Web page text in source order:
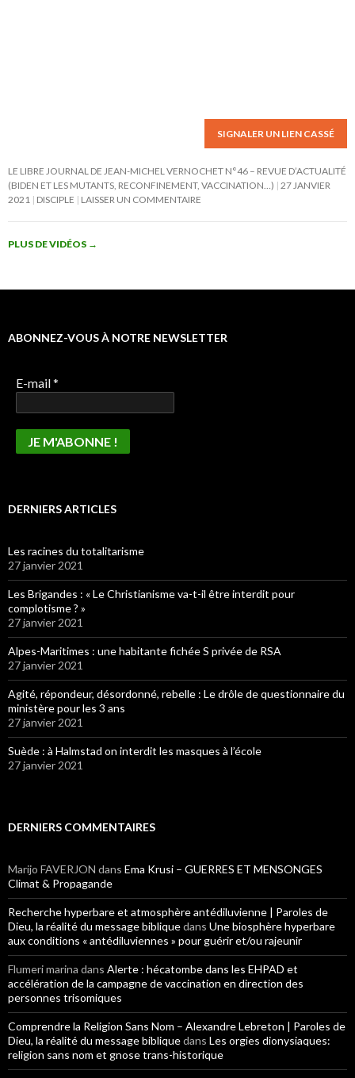
SIGNALER UN LIEN CASSÉ
LE LIBRE JOURNAL DE JEAN-MICHEL VERNOCHET N°46 – REVUE D’ACTUALITÉ
(BIDEN ET LES MUTANTS, RECONFINEMENT, VACCINATION…) 27 JANVIER
2021 DISCIPLE LAISSER UN COMMENTAIRE
PLUS DE VIDÉOS →
ABONNEZ-VOUS À NOTRE NEWSLETTER
E-mail*
DERNIERS ARTICLES
Les racines du totalitarisme
27 janvier 2021
Les Brigandes : « Le Christianisme va-t-il être interdit pour
complotisme ? »
27 janvier 2021
Alpes-Maritimes : une habitante fichée S privée de RSA
27 janvier 2021
Agité, répondeur, désordonné, rebelle : Le drôle de questionnaire du
ministère pour les 3 ans
27 janvier 2021
Suède : à Halmstad on interdit les masques à l’école
27 janvier 2021
DERNIERS COMMENTAIRES
Marijo FAVERJON dans Ema Krusi – GUERRES ET MENSONGES
Climat & Propagande
Recherche hyperbare et atmosphère antédiluvienne | Paroles de
Dieu, la réalité du message bibliquedans Une biosphère hyperbare
aux conditions « antédiluviennes » pour guérir et/ou rajeunir
Flumeri marina dans Alerte : hécatombe dans les EHPAD et
accélération de la campagne de vaccination en direction des
personnes trisomiques
Comprendre la Religion Sans Nom – Alexandre Lebreton | Paroles de
Dieu, la réalité du message bibliquedans Les orgies dionysiaques:
religion sans nom et gnose trans-historique